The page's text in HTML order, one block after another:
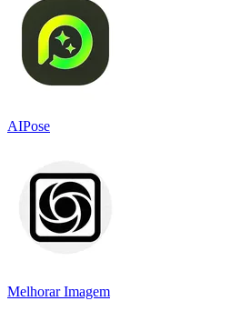
AIPose
Melhorar Imagem